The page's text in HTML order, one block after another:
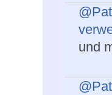
und